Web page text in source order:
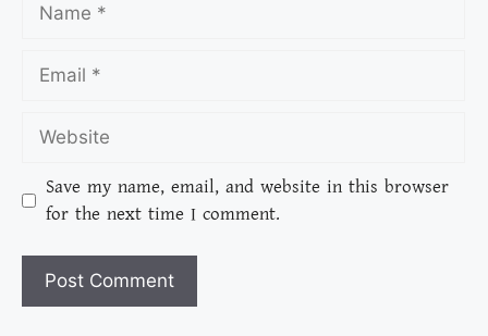
Save my name, email, and website in this browser
for the next time I comment.